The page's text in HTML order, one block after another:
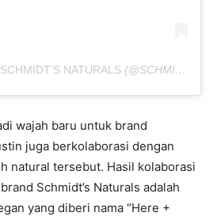
SCHMIDT’S NATURALS (@SCHMIDTSNATURALS) ON
wajah baru untuk brand
juga berkolaborasi dengan
natural tersebut. Hasil kolaborasi
Schmidt’s Naturals adalah
yang diberi nama “Here +